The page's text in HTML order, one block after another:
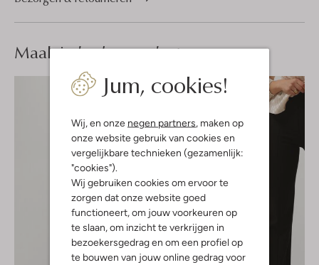
Jum, cookies!
Wij, en onze negen partners , maken op
onze website gebruik van cookies en
vergelijkbare technieken (gezamenlijk:
"cookies").
Wij gebruiken cookies om ervoor te
zorgen dat onze website goed
functioneert, om jouw voorkeuren op
te slaan, om inzicht te verkrijgen in
bezoekersgedrag en om een profiel op
te bouwen van jouw online gedrag voor
Maak jelook compleet